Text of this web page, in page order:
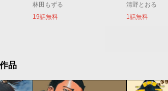
林田もずる
19話無料
清野とおる
1話無料
品